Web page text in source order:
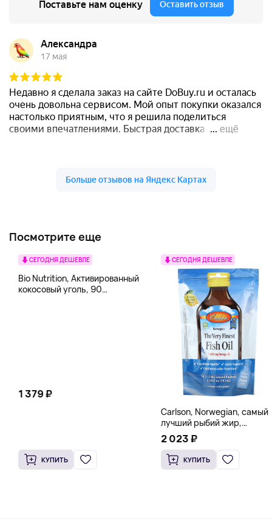
Посмотрите еще
СЕГОДНЯ ДЕШЕВЛЕ
Bio Nutrition, Активированный
кокосовый уголь, 90
1 379 ₽
КУПИТЬ
СЕГОДНЯ ДЕШЕВЛЕ
Carlson, Norwegian, самый
лучший рыбий жир,
натуральный лимон, 15
пакетиков (5 мл) каждый
2 023 ₽
КУПИТЬ